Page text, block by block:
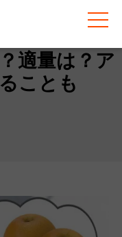
犬は梨を食べられる
適量は？ア
ことも